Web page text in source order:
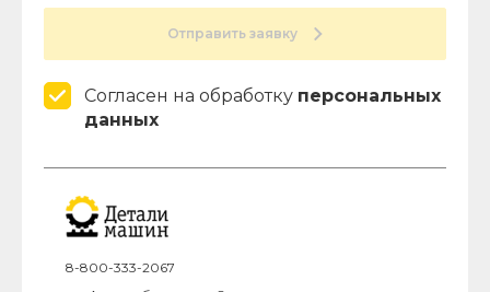
Отправить заявку
Согласен на обработку персональных
данных
8-800-333-2067